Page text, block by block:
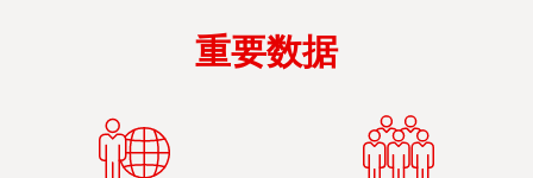
重要数据